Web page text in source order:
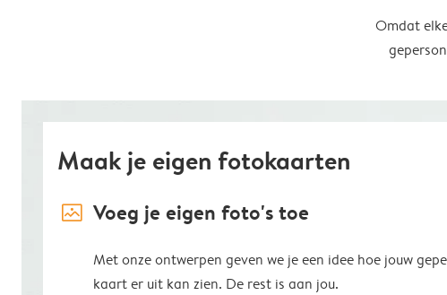
Omdat
Maak je eigen fotokaarten
image_placeholder Voeg je eigen foto's toe
Met onze ontwerpen geven we je een idee hoe jouw
kaart er uit kan zien. De rest is aan jou.